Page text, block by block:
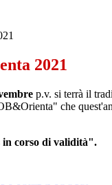
2021
p.v. si terrà il
che
in corso di validità".